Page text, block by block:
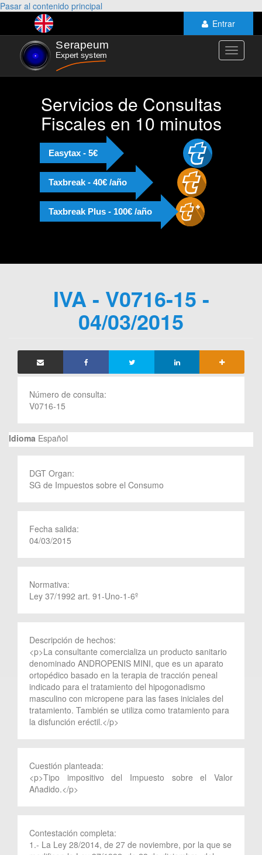
Pasar al contenido principal
Entrar
Toggle
Servicios de Consultas
Fiscales en 10 minutos
Easytax - 5€
Taxbreak - 40€ /año
Taxbreak Plus - 100€ /año
IVA - V0716-15 -
04/03/2015
Número de consulta:
V0716-15
Idioma Español
DGT Organ:
SG de Impuestos sobre el Consumo
Fecha salida:
04/03/2015
Normativa:
Ley 37/1992 art. 91-Uno-1-6º
Descripción de hechos:
<p>La consultante comercializa un producto sanitario
denominado ANDROPENIS MINI, que es un aparato
ortopédico basado en la terapia de tracción peneal
indicado para el tratamiento del hipogonadismo
masculino con micropene para las fases iniciales del
tratamiento. También se utiliza como tratamiento para
la disfunción eréctil.</p>
Cuestión planteada:
<p>Tipo impositivo del Impuesto sobre el Valor
Añadido.</p>
Contestación completa:
1.- La Ley 28/2014, de 27 de noviembre, por la que se